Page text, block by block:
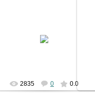
Қәшқәр; кит. 喀什 (Kāshí) —
городской уезд в городском округе
2835 0 0.0